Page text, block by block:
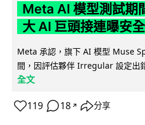
Meta AI 模型測試期
大 AI 巨頭接連曝安
Meta 承認，旗下 AI 模型 Muse
間，因評估夥伴 Irregular 設定出
全文
119 18 ↗ 分享